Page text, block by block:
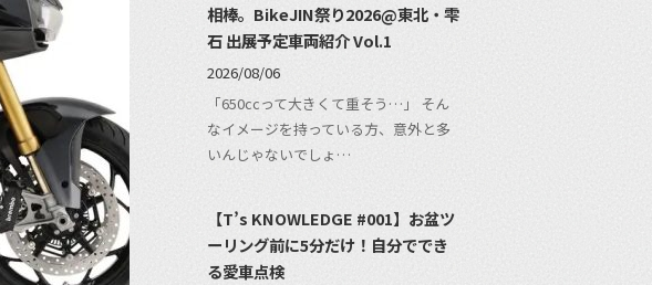
相棒。BikeJIN祭り2026@東北・雫
石 出展予定車両紹介 Vol.1
2026/08/06
「650ccって大きくて重そう…」 そん
なイメージを持っている方、意外と多
いんじゃないでしょ…
【T’s KNOWLEDGE #001】お盆ツ
ーリング前に5分だけ！自分ででき
る愛車点検